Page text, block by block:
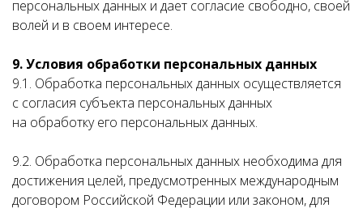
персональных данных и дает согласие свободно, своей
волей и в своем интересе.
9. Условия обработки персональных данных
9.1. Обработка персональных данных осуществляется
с согласия субъекта персональных данных
на обработку его персональных данных.
9.2. Обработка персональных данных необходима для
достижения целей, предусмотренных международным
договором Российской Федерации или законом, для